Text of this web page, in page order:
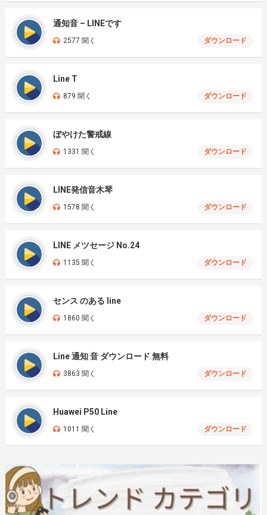
通知音 – LINEです
2577 聞く ダウンロード
Line T
879 聞く ダウンロード
ぼやけた警戒線
1331 聞く ダウンロード
LINE発信音木琴
1578 聞く ダウンロード
LINE メツセージ No.24
1135 聞く ダウンロード
センス のある line
1860 聞く ダウンロード
Line 通知 音 ダウンロード 無料
3863 聞く ダウンロード
Huawei P50 Line
1011 聞く ダウンロード